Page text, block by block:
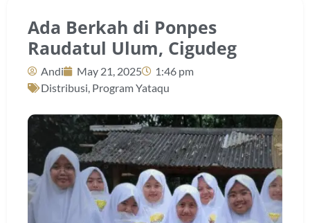
Ada Berkah di Ponpes
Raudatul Ulum, Cigudeg
Andi May 21, 2025
1:46 pm
Distribusi, Program Yataqu